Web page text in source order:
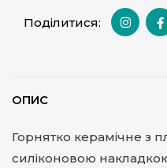
Поділитися:
ОПИС
Горнятко керамічне з
силіконовою